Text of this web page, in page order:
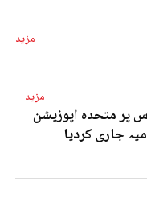
مزید
مزید
پر متحدہ اپوزیشن
جاری کردیا